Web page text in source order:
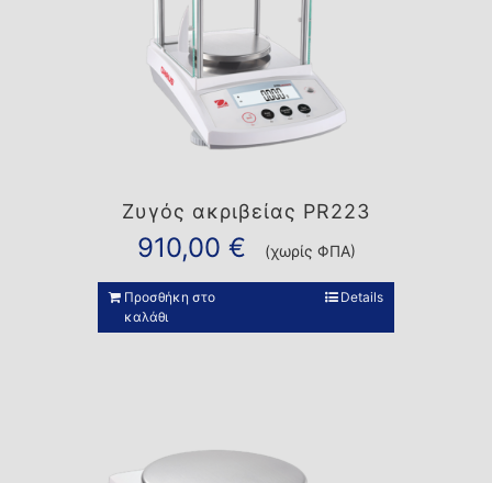
Ζυγός ακριβείας PR223
910,00 € (χωρίς ΦΠΑ)
Προσθήκη στο
καλάθι
Details